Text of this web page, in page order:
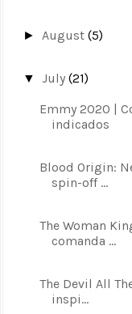
► August(5)
▼July(21)
Emmy 2020 |
indicados
Blood Origin:
spin-off ...
The Woman
comanda ...
The Devil All
inspi...